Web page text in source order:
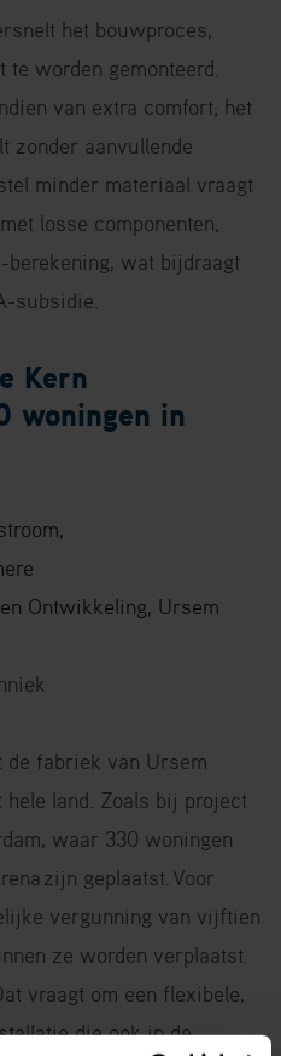
het bouwproces,
worden gemonteerd.
van extra comfort; het
zonder aanvullende
minder materiaal vraagt
losse componenten,
berekening, wat bijdraagt
subsidie.
Kern
woningen in
Ontwikkeling, Ursem
de fabriek van Ursem
hele land. Zoals bij project
waar 330 woningen
zijn geplaatst. Voor
vergunning van vijftien
ze worden verplaatst
vraagt om een flexibele,
die ook in de